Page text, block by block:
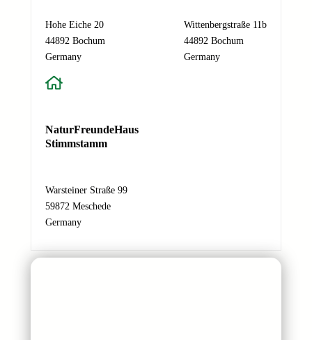
-
A
d
e
e
c
h
r
c
Hohe Eiche 20
44892 Bochum
Germany
Wittenbergstraße 11b
44892 Bochum
Germany
NaturFreundeHaus
Stimmstamm
Warsteiner Straße 99
59872 Meschede
Germany